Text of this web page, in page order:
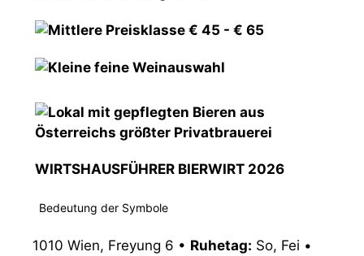
WIRTSHAUSFÜHRER BIERWIRT 2026
Bedeutung der Symbole
1010 Wien, Freyung 6 • Ruhetag: So, Fei •